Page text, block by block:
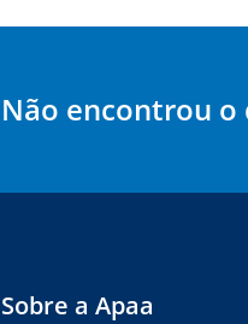
Não encontrou o
Sobre a Apaa